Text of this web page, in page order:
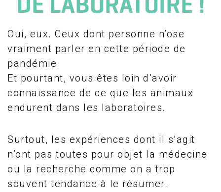
Oui, eux. Ceux dont personne n’ose
vraiment parler en cette période de
pandémie.
Et pourtant, vous êtes loin d’avoir
connaissance de ce que les animaux
endurent dans les laboratoires.
Surtout, les expériences dont il s’agit
n’ont pas toutes pour objet la médecine
ou la recherche comme on a trop
souvent tendance à le résumer.